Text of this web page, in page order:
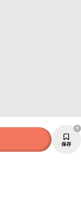
保存
1